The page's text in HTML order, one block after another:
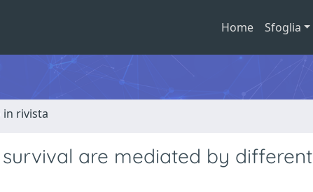
Home Sfoglia
in rivista
are mediated by different